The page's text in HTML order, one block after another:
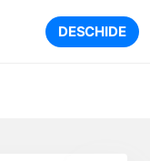
DESCHIDE